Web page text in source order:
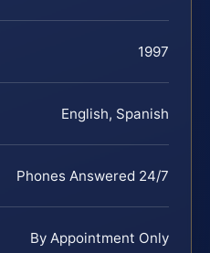
1997
English, Spanish
Phones Answered 24/7
By Appointment Only